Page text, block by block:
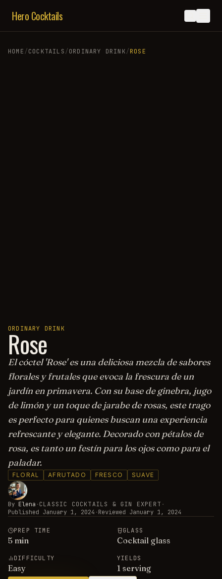
Hero Cocktails
HOME/COCKTAILS/ORDINARY DRINK/ROSE
ORDINARY DRINK
Rose
El cóctel 'Rose' es una deliciosa mezcla de sabores
florales y frutales que evoca la frescura de un
jardín en primavera. Con su base de ginebra, jugo
de limón y un toque de jarabe de rosas, este trago
es perfecto para quienes buscan una experiencia
refrescante y elegante. Decorado con pétalos de
rosa, es tanto un festín para los ojos como para el
paladar.
FLORAL AFRUTADO FRESCO SUAVE
By Elena ·CLASSIC COCKTAILS & GIN EXPERT ·
Published January 1, 2024 ·Reviewed January 1, 2024
PREP TIME
5 min
GLASS
Cocktail glass
DIFFICULTY
Easy
YIELDS
1 serving